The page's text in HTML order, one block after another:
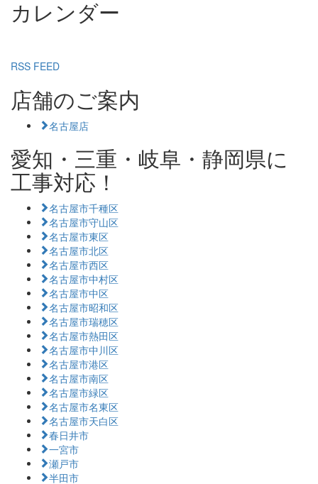
カレンダー
RSS FEED
店舗のご案内
名古屋店
愛知・三重・岐阜・静岡県に
工事対応！
名古屋市千種区
名古屋市守山区
名古屋市東区
名古屋市北区
名古屋市西区
名古屋市中村区
名古屋市中区
名古屋市昭和区
名古屋市瑞穂区
名古屋市熱田区
名古屋市中川区
名古屋市港区
名古屋市南区
名古屋市緑区
名古屋市名東区
名古屋市天白区
春日井市
一宮市
瀬戸市
半田市